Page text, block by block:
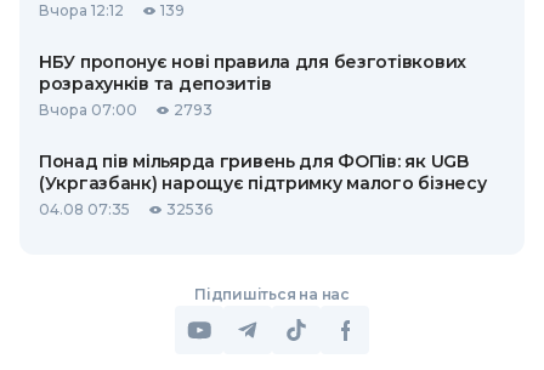
Вчора 12:12 139
НБУ пропонує нові правила для безготівкових
розрахунків та депозитів
Вчора 07:00 2793
Понад пів мільярда гривень для ФОПів: як UGB
(Укргазбанк) нарощує підтримку малого бізнесу
04.08 07:35 32536
Підпишіться на нас